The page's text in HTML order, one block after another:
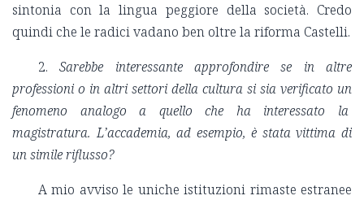
sintonia con la lingua peggiore della società. Credo
quindi che le radici vadano ben oltre la riforma Castelli.
2.Sarebbe interessante approfondire se in altre
professioni o in altri settori della cultura si sia verificato un
fenomeno analogo a quello che ha interessato la
magistratura. L’accademia, ad esempio, è stata vittima di
un simile riflusso?
A mio avviso le uniche istituzioni rimaste estranee